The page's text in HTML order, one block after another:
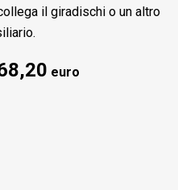
il giradischi o un altro
euro